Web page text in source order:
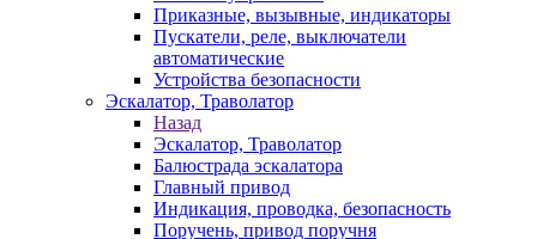
Приказные, вызывные, индикаторы
Пускатели, реле, выключатели
автоматические
Устройства безопасности
Эскалатор, Траволатор
Назад
Эскалатор, Траволатор
Балюстрада эскалатора
Главный привод
Индикация, проводка, безопасность
Поручень, привод поручня